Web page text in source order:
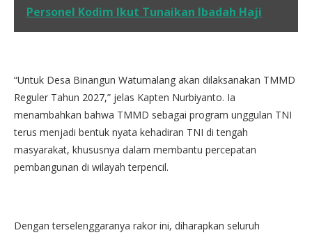
Personel Kodim Ikut Tunaikan Ibadah Haji
“Untuk Desa Binangun Watumalang akan dilaksanakan TMMD
Reguler Tahun 2027,” jelas Kapten Nurbiyanto. Ia
menambahkan bahwa TMMD sebagai program unggulan TNI
terus menjadi bentuk nyata kehadiran TNI di tengah
masyarakat, khususnya dalam membantu percepatan
pembangunan di wilayah terpencil.
Dengan terselenggaranya rakor ini, diharapkan seluruh